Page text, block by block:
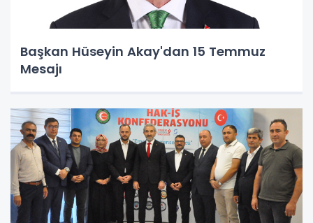
Başkan Hüseyin Akay'dan 15 Temmuz
Mesajı